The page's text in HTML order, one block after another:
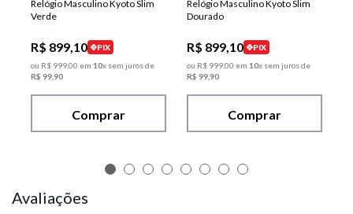
Relógio Masculino Kyoto Slim
Verde
R$ 899,10
PIX
ou R$ 99900 em 10x sem juros de
R$ 99 90
Comprar
Relógio Masculino Kyoto Slim
Dourado
R$ 899,10
PIX
ou R$ 99900 em 10x sem juros de
R$ 99 90
Comprar
Avaliações